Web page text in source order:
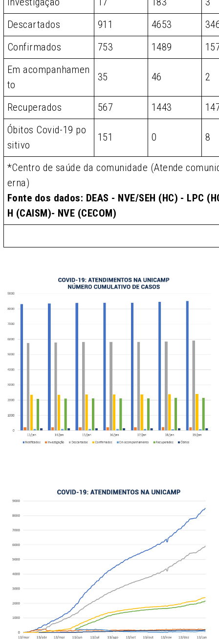
Descartados
911 4653
Confirmados
753 1489
Em acompanhamen
to
35 46 2
Recuperados 567 1443
Óbitos Covid-19 po
sitivo
151 0 8
*Centro de saúde da comunidade (Atende
erna)
Fonte dos dados: DEAS - NVE/SEH (HC) - LPC
H (CAISM)- NVE (CECOM)